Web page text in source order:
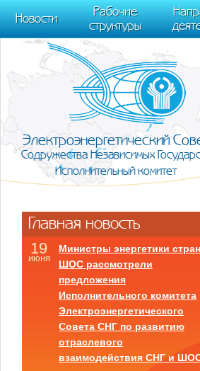
m[i].l=1*new Date(); for (var j = 0; j <
trackLinks:true, accurateTrackBounce:true });
Новости
Рабочие
структуры
Электроэнергетический
Содружества Независимых
Исполнительный комитет
Главная новость
19
июня
Министры энергетики стран
ШОС рассмотрели
предложения
Исполнительного комитета
Электроэнергетического
Совета СНГ по развитию
отраслевого
взаимодействия СНГ и